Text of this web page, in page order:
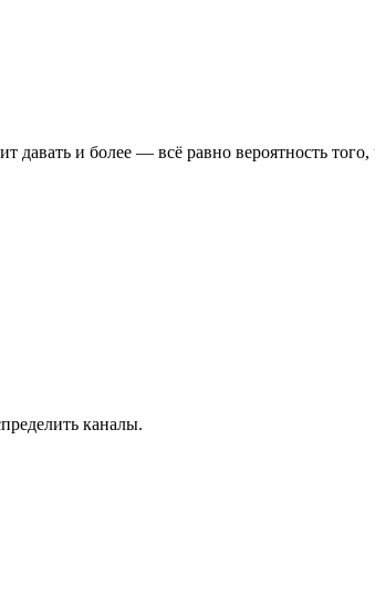
и более — всё равно вероятность
каналы.